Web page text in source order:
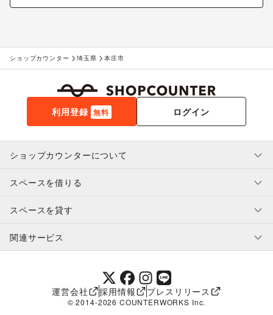
ショップカウンター 埼玉県 本庄市
利用登録 無料 ログイン
ショップカウンターについて
利用規約・ガイドライン
特定商取引法に基づく表示
補償プログラム
スペースを借りる
スペースを借りたい人へ
ユーザー利用規約
提携パートナー
スペースを貸す
スペースを貸したい方へ
オーナー利用規約
関連サービス
SHOPCOUNTER MAGAZINE
ショップカウンターエンタープライズ
ショップカウンター常設
運営会社 採用情報 プレスリリース
© 2014-2026 COUNTERWORKS Inc.